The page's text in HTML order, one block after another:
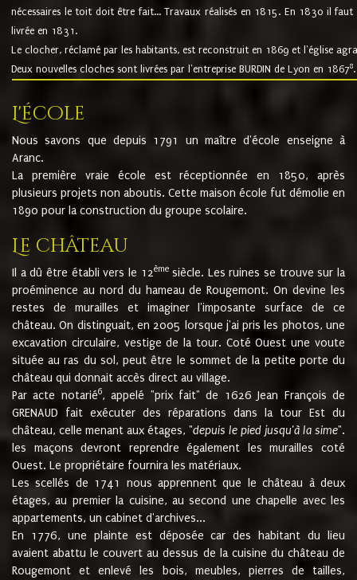
nécessaires le toit doit être fait... Travaux réalisés en 1815. En 1830 il
livrée en 1831.
Le clocher, réclamé par les habitants, est reconstruit en 1869 et l'église
Deux nouvelles cloches sont livrées par l'entreprise BURDIN de Lyon en 18678.
L'école
Nous savons que depuis 1791 un maître d'école enseigne à
Aranc.
La première vraie école est réceptionnée en 1850, après
plusieurs projets non aboutis. Cette maison école fut démolie en
1890 pour la construction du groupe scolaire.
Le château
Il a dû être établi vers le 12èmesiècle. Les ruines se trouve sur la
proéminence au nord du hameau de Rougemont. On devine les
restes de murailles et imaginer l'imposante surface de ce
château. On distinguait, en 2005 lorsque j'ai pris les photos, une
excavation circulaire, vestige de la tour. Coté Ouest une voute
située au ras du sol, peut être le sommet de la petite porte du
château qui donnait accès direct au village.
Par acte notarié6, appelé "prix fait" de 1626 Jean François de
GRENAUD fait exécuter des réparations dans la tour Est du
château, celle menant aux étages, "depuis le pied jusqu'à la sime".
les maçons devront reprendre également les murailles coté
Ouest. Le propriétaire fournira les matériaux.
Les scellés de 1741 nous apprennent que le château à deux
étages, au premier la cuisine, au second une chapelle avec les
appartements, un cabinet d'archives...
En 1776, une plainte est déposée car des habitant du lieu
avaient abattu le couvert au dessus de la cuisine du château de
Rougemont et enlevé les bois, meubles, pierres de tailles,